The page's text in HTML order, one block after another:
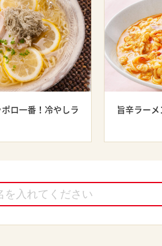
ロ一番！冷やしラ
旨辛ラーメ